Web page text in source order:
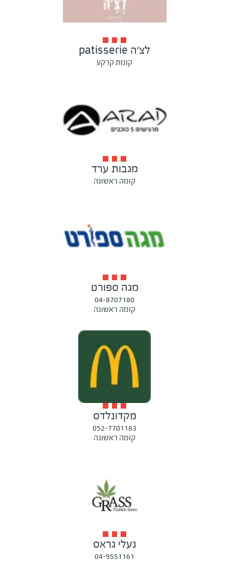
לצ׳ה patisserie
קומת קרקע
מגבות ערד
קומה ראשונה
מגה ספורט
04-8707180
קומה ראשונה
מקדונלדס
052-7701183
קומה ראשונה
נעלי גראס
04-9551161